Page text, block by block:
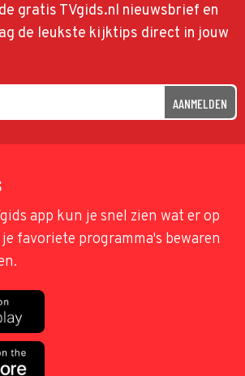
gratis TVgids.nl nieuwsbrief en
de leukste kijktips direct in jouw
AANMELDEN
app kun je snel zien wat er op
favoriete programma's bewaren